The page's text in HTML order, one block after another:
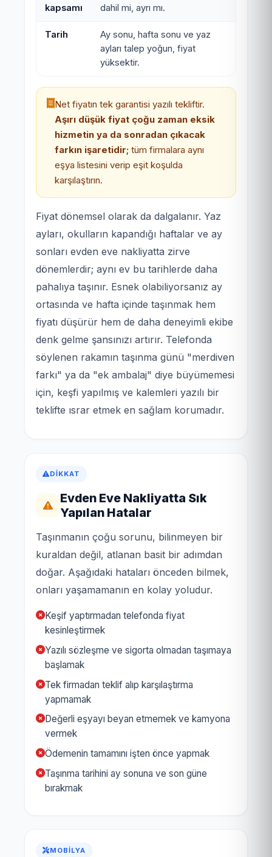
kapsamı
dahil mi, ayrı mı.
Tarih
Ay sonu, hafta sonu ve yaz
ayları talep yoğun, fiyat
yüksektir.
Net fiyatın tek garantisi yazılı tekliftir.
Aşırı düşük fiyat çoğu zaman eksik
hizmetin ya da sonradan çıkacak
farkın işaretidir; tüm firmalara aynı
eşya listesini verip eşit koşulda
karşılaştırın.
Fiyat dönemsel olarak da dalgalanır. Yaz
ayları, okulların kapandığı haftalar ve ay
sonları evden eve nakliyatta zirve
dönemlerdir; aynı ev bu tarihlerde daha
pahalıya taşınır. Esnek olabiliyorsanız ay
ortasında ve hafta içinde taşınmak hem
fiyatı düşürür hem de daha deneyimli ekibe
denk gelme şansınızı artırır. Telefonda
söylenen rakamın taşınma günü "merdiven
farkı" ya da "ek ambalaj" diye büyümemesi
için, keşfi yapılmış ve kalemleri yazılı bir
teklifte ısrar etmek en sağlam korumadır.
DIKKAT
Evden Eve Nakliyatta Sık
Yapılan Hatalar
Taşınmanın çoğu sorunu, bilinmeyen bir
kuraldan değil, atlanan basit bir adımdan
doğar. Aşağıdaki hataları önceden bilmek,
onları yaşamamanın en kolay yoludur.
Keşif yaptırmadan telefonda fiyat
kesinleştirmek
Yazılı sözleşme ve sigorta olmadan taşımaya
başlamak
Tek firmadan teklif alıp karşılaştırma
yapmamak
Değerli eşyayı beyan etmemek ve kamyona
vermek
Ödemenin tamamını işten önce yapmak
Taşınma tarihini ay sonuna ve son güne
bırakmak
MOBILYA